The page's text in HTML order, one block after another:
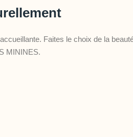
Faites le choix de la
MININES.